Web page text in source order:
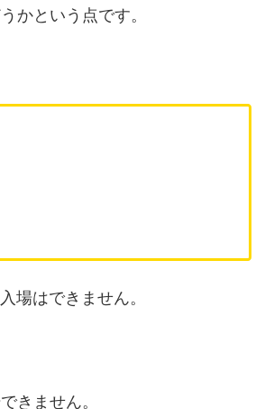
かという点です。
場はできません。
きません。